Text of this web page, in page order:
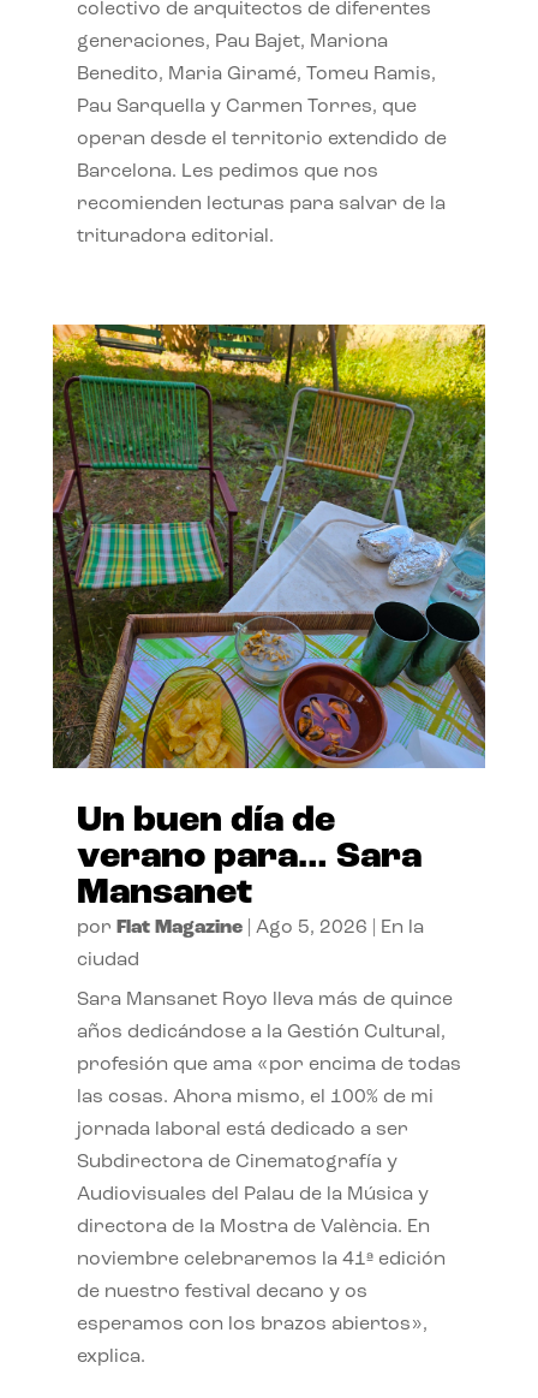
colectivo de arquitectos de diferentes
generaciones, Pau Bajet, Mariona
Benedito, Maria Giramé, Tomeu Ramis,
Pau Sarquella y Carmen Torres, que
operan desde el territorio extendido de
Barcelona. Les pedimos que nos
recomienden lecturas para salvar de la
trituradora editorial.
Un buen día de
verano para… Sara
Mansanet
por Flat Magazine| Ago 5, 2026
En la
ciudad
Sara Mansanet Royo lleva más de quince
años dedicándose a la Gestión Cultural,
profesión que ama «por encima de todas
las cosas. Ahora mismo, el 100% de mi
jornada laboral está dedicado a ser
Subdirectora de Cinematografía y
Audiovisuales del Palau de la Música y
directora de la Mostra de València. En
noviembre celebraremos la 41ª edición
de nuestro festival decano y os
esperamos con los brazos abiertos»,
explica.